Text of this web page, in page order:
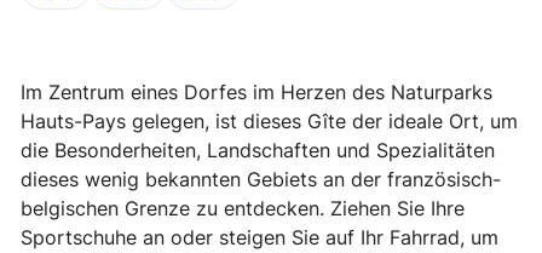
Im Zentrum eines Dorfes im Herzen des Naturparks
Hauts-Pays gelegen, ist dieses Gîte der ideale Ort, um
die Besonderheiten, Landschaften und Spezialitäten
dieses wenig bekannten Gebiets an der französisch-
belgischen Grenze zu entdecken. Ziehen Sie Ihre
Sportschuhe an oder steigen Sie auf Ihr Fahrrad, um